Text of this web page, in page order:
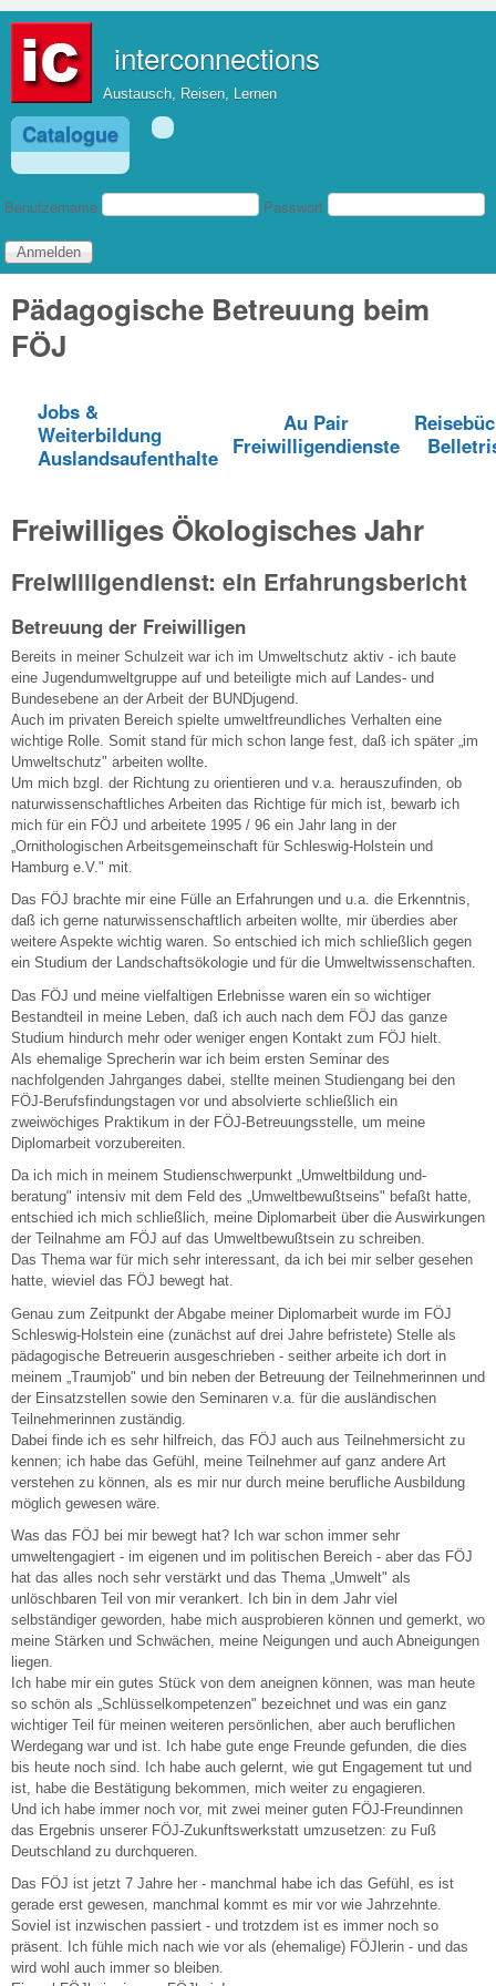
interconnections
Austausch, Reisen, Lernen
Catalogue
Benutzeranmeldung
Benutzername Passwort
Pädagogische Betreuung beim
FÖJ
Jobs &
Weiterbildung
Auslandsaufenthalte
Au Pair
Freiwilligendienste
Freiwilliges Ökologisches Jahr
Freiwilligendienst: ein Erfahrungsbericht
Betreuung der Freiwilligen
Bereits in meiner Schulzeit war ich im Umweltschutz aktiv - ich baute
eine Jugendumweltgruppe auf und beteiligte mich auf Landes- und
Bundesebene an der Arbeit der BUNDjugend.
Auch im privaten Bereich spielte umweltfreundliches Verhalten eine
wichtige Rolle. Somit stand für mich schon lange fest, daß ich später „im
Umweltschutz" arbeiten wollte.
Um mich bzgl. der Richtung zu orientieren und v.a. herauszufinden, ob
naturwissenschaftliches Arbeiten das Richtige für mich ist, bewarb ich
mich für ein FÖJ und arbeitete 1995 / 96 ein Jahr lang in der
„Ornithologischen Arbeitsgemeinschaft für Schleswig-Holstein und
Hamburg e.V." mit.
Das FÖJ brachte mir eine Fülle an Erfahrungen und u.a. die Erkenntnis,
daß ich gerne naturwissenschaftlich arbeiten wollte, mir überdies aber
weitere Aspekte wichtig waren. So entschied ich mich schließlich gegen
ein Studium der Landschaftsökologie und für die Umweltwissenschaften.
Das FÖJ und meine vielfaltigen Erlebnisse waren ein so wichtiger
Bestandteil in meine Leben, daß ich auch nach dem FÖJ das ganze
Studium hindurch mehr oder weniger engen Kontakt zum FÖJ hielt.
Als ehemalige Sprecherin war ich beim ersten Seminar des
nachfolgenden Jahrganges dabei, stellte meinen Studiengang bei den
FÖJ-Berufsfindungstagen vor und absolvierte schließlich ein
zweiwöchiges Praktikum in der FÖJ-Betreuungsstelle, um meine
Diplomarbeit vorzubereiten.
Da ich mich in meinem Studienschwerpunkt „Umweltbildung und-
beratung" intensiv mit dem Feld des „Umweltbewußtseins" befaßt hatte,
entschied ich mich schließlich, meine Diplomarbeit über die Auswirkungen
der Teilnahme am FÖJ auf das Umweltbewußtsein zu schreiben.
Das Thema war für mich sehr interessant, da ich bei mir selber gesehen
hatte, wieviel das FÖJ bewegt hat.
Genau zum Zeitpunkt der Abgabe meiner Diplomarbeit wurde im FÖJ
Schleswig-Holstein eine (zunächst auf drei Jahre befristete) Stelle als
pädagogische Betreuerin ausgeschrieben - seither arbeite ich dort in
meinem „Traumjob" und bin neben der Betreuung der Teilnehmerinnen und
der Einsatzstellen sowie den Seminaren v.a. für die ausländischen
Teilnehmerinnen zuständig.
Dabei finde ich es sehr hilfreich, das FÖJ auch aus Teilnehmersicht zu
kennen; ich habe das Gefühl, meine Teilnehmer auf ganz andere Art
verstehen zu können, als es mir nur durch meine berufliche Ausbildung
möglich gewesen wäre.
Was das FÖJ bei mir bewegt hat? Ich war schon immer sehr
umweltengagiert - im eigenen und im politischen Bereich - aber das FÖJ
hat das alles noch sehr verstärkt und das Thema „Umwelt" als
unlöschbaren Teil von mir verankert. Ich bin in dem Jahr viel
selbständiger geworden, habe mich ausprobieren können und gemerkt, wo
meine Stärken und Schwächen, meine Neigungen und auch Abneigungen
liegen.
Ich habe mir ein gutes Stück von dem aneignen können, was man heute
so schön als „Schlüsselkompetenzen" bezeichnet und was ein ganz
wichtiger Teil für meinen weiteren persönlichen, aber auch beruflichen
Werdegang war und ist. Ich habe gute enge Freunde gefunden, die dies
bis heute noch sind. Ich habe auch gelernt, wie gut Engagement tut und
ist, habe die Bestätigung bekommen, mich weiter zu engagieren.
Und ich habe immer noch vor, mit zwei meiner guten FÖJ-Freundinnen
das Ergebnis unserer FÖJ-Zukunftswerkstatt umzusetzen: zu Fuß
Deutschland zu durchqueren.
Das FÖJ ist jetzt 7 Jahre her - manchmal habe ich das Gefühl, es ist
gerade erst gewesen, manchmal kommt es mir vor wie Jahrzehnte.
Soviel ist inzwischen passiert - und trotzdem ist es immer noch so
präsent. Ich fühle mich nach wie vor als (ehemalige) FÖJlerin - und das
wird wohl auch immer so bleiben.